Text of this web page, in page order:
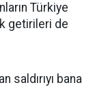
Türkiye
getirileri de
saldırıyı bana